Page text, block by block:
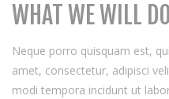
WHAT WE WILL
Neque porro quisquam est,
amet, consectetur, adipisci
modi tempora incidunt ut